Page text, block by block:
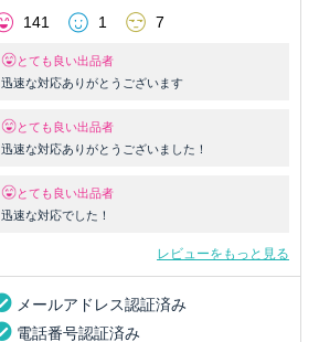
141
1 7
とても良い出品者
迅速な対応ありがとうございます
とても良い出品者
迅速な対応ありがとうございました！
とても良い出品者
迅速な対応でした！
レビューをもっと見る
メールアドレス認証済み
電話番号認証済み